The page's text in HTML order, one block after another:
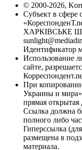
© 2000-2026,
Субъект в сфере
ХАРКІВСЬКЕ
Идентификатор
Использование
сайте,
При
Украины и
прямая открытая
Ссылка должна
полного либо
Гиперссылка
размещена в
материала.